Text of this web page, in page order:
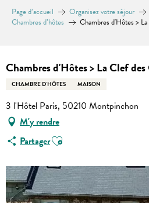
Page d’accueil Organisez votre séjour
Chambres d’hôtes
Chambres d'Hôtes >
Chambres d'Hôtes > La Clef
CHAMBRE D'HÔTES MAISON
3 l'Hôtel Paris, 50210 Montpinchon
M'y rendre
PartagerAjouter aux favoris